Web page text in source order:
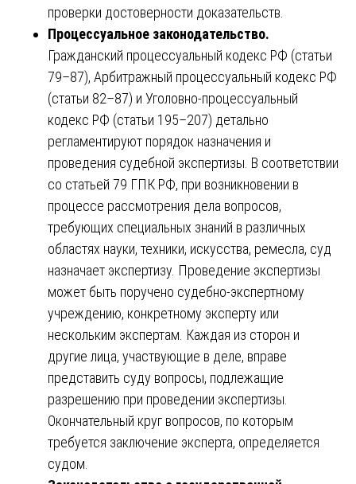
проверки достоверности доказательств.
Процессуальное законодательство.
Гражданский процессуальный кодекс РФ (статьи
79–87), Арбитражный процессуальный кодекс РФ
(статьи 82–87) и Уголовно-процессуальный
кодекс РФ (статьи 195–207) детально
регламентируют порядок назначения и
проведения судебной экспертизы. В соответствии
со статьей 79 ГПК РФ, при возникновении в
процессе рассмотрения дела вопросов,
требующих специальных знаний в различных
областях науки, техники, искусства, ремесла, суд
назначает экспертизу. Проведение экспертизы
может быть поручено судебно-экспертному
учреждению, конкретному эксперту или
нескольким экспертам. Каждая из сторон и
другие лица, участвующие в деле, вправе
представить суду вопросы, подлежащие
разрешению при проведении экспертизы.
Окончательный круг вопросов, по которым
требуется заключение эксперта, определяется
судом.